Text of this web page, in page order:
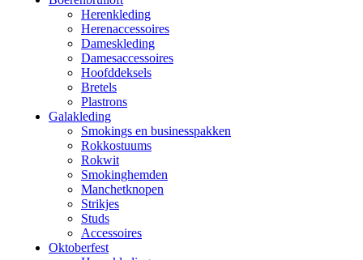
Herenkleding
Herenaccessoires
Dameskleding
Damesaccessoires
Hoofddeksels
Bretels
Plastrons
Galakleding
Smokings en businesspakken
Rokkostuums
Rokwit
Smokinghemden
Manchetknopen
Strikjes
Studs
Accessoires
Oktoberfest